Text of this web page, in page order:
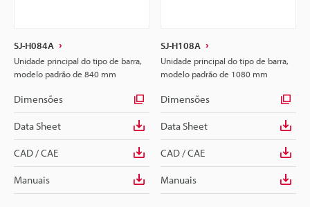
SJ-H084A
Unidade principal do tipo de barra,
modelo padrão de 840 mm
Dimensões
Data Sheet
CAD / CAE
Manuais
SJ-H108A
Unidade principal do tipo de barra,
modelo padrão de 1080 mm
Dimensões
Data Sheet
CAD / CAE
Manuais